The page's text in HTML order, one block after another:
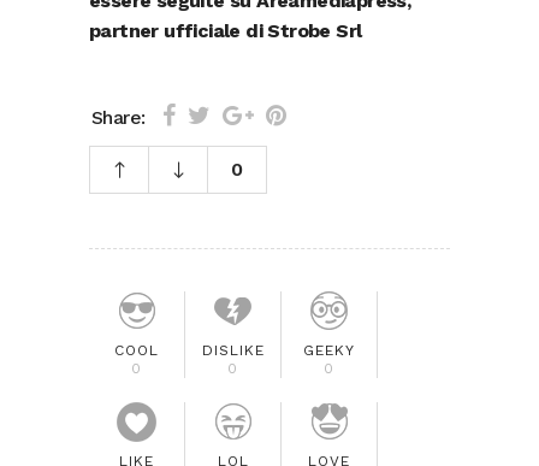
partner ufficiale di Strobe Srl
Share:
0
COOL
0
DISLIKE
0
GEEKY
0
LIKE LOL LOVE